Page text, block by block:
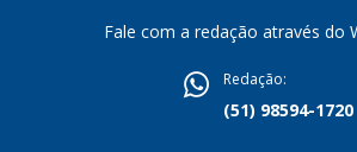
Fale com a redação através do
Redação:
(51) 98594-1720